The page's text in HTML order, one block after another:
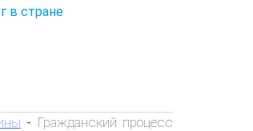
в стране
- Гражданский процесс